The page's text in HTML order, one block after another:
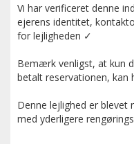
Vi har verificeret denne
ejerens identitet,
for lejligheden ✓
Bemærk venligst, at kun
betalt reservationen, kan
Denne lejlighed er blevet
med yderligere